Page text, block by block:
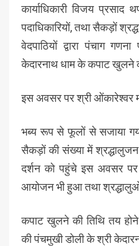
कार्याधिकारी विजय प्रसाद
पदाधिकारियों, तथा सैकड़ों
वेदपाठियों द्वारा पंचाग
केदारनाथ धाम के कपाट खुलने
इस अवसर पर श्री ओंकारेश्वर
भब्य रूप से फूलों से सजाया
सैकड़ों की संख्या में
दर्शन को पहुंचे इस अवसर
आयोजन भी हुआ तथा
कपाट खुलने की तिथि तय
की पंचमुखी डोली के श्री